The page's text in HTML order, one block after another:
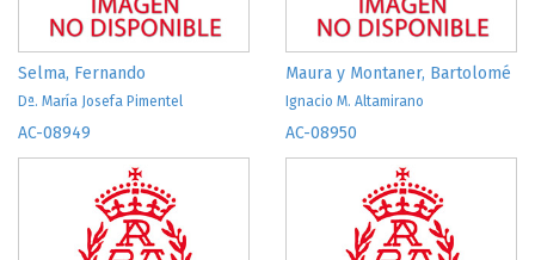
Selma, Fernando
Dª. María Josefa Pimentel
Maura y Montaner, Bartolomé
Ignacio M. Altamirano
AC-08949 AC-08950